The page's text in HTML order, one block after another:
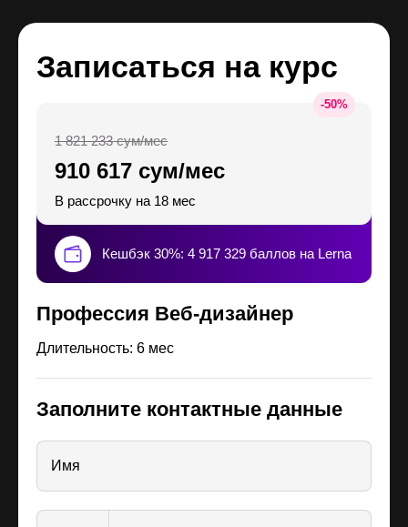
Записаться на курс
-50%
910 617 сум/мес
1 821 233 сум/мес
В рассрочку на 18 мес
Кешбэк 30%: 4 917 329 баллов на Lerna
Профессия Веб-дизайнер
Длительность: 6 мес
Заполните контактные данные
Имя